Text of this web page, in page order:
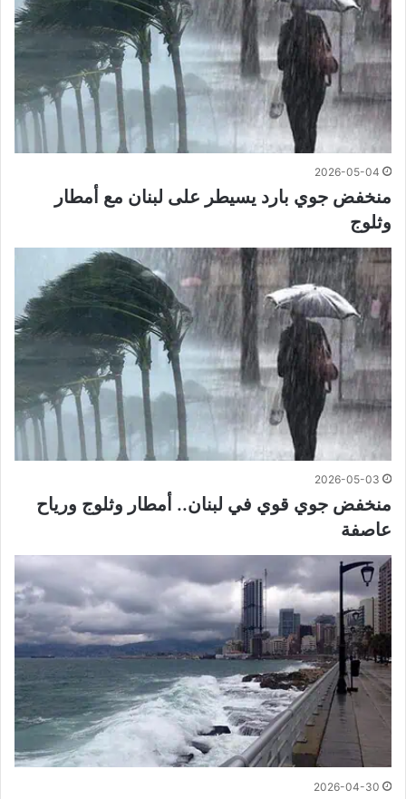
2026-05-04
منخفض جوي بارد يسيطر على لبنان مع أمطار
وثلوج
2026-05-03
منخفض جوي قوي في لبنان.. أمطار وثلوج ورياح
عاصفة
2026-04-30